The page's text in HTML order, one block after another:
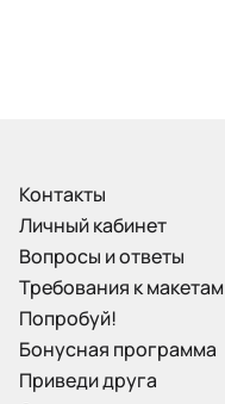
Контакты
Личный кабинет
Вопросы и ответы
Требования к макетам
Попробуй!
Бонусная программа
Приведи друга